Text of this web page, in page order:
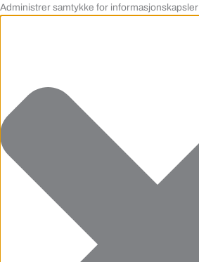
Administrer samtykke for informasjonskapsler